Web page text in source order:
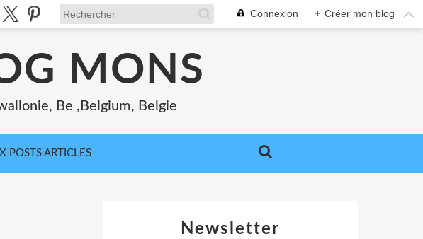
Connexion + Créer mon blog
MONS
Be ,Belgium, Belgie
POSTS ARTICLES
Newsletter